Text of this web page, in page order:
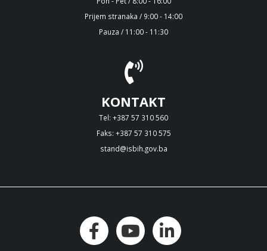
Prijem stranaka / 9:00 - 14:00
Pauza / 11:00 - 11:30
KONTAKT
Tel: +387 57 310 560
Faks: +387 57 310 575
stand@isbih.gov.ba